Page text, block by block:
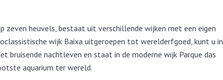
zeven heuvels, bestaat uit verschillende wijken met een eigen
wijk Baixa uitgeroepen tot werelderfgoed, kunt u in
bruisende nachtleven en staat in de moderne wijk Parque das
aquarium ter wereld.